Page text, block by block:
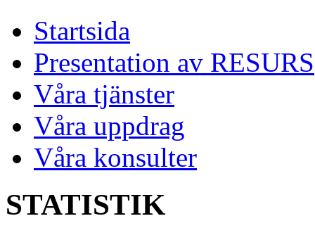
Startsida
Presentation av RESURS
Våra tjänster
Våra uppdrag
Våra konsulter
STATISTIK